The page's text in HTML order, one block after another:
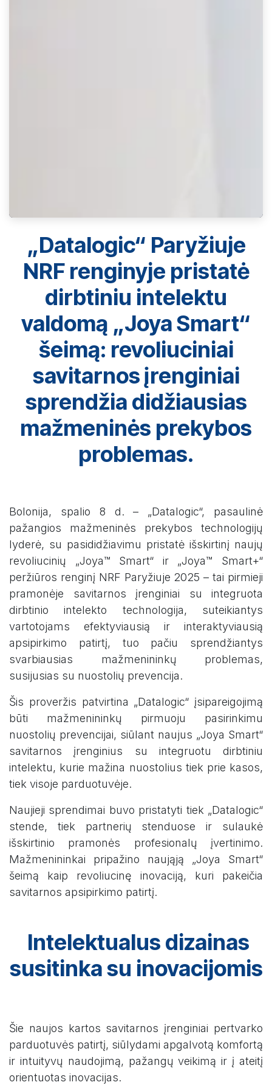
„Datalogic“ Paryžiuje
NRF renginyje pristatė
dirbtiniu intelektu
valdomą „Joya Smart“
šeimą: revoliuciniai
savitarnos įrenginiai
sprendžia didžiausias
mažmeninės prekybos
problemas.
Bolonija, spalio 8 d. – „Datalogic“, pasaulinė
pažangios mažmeninės prekybos technologijų
lyderė, su pasididžiavimu pristatė išskirtinį naujų
revoliucinių „Joya™ Smart“ ir „Joya™ Smart+“
peržiūros renginį NRF Paryžiuje 2025 – tai pirmieji
pramonėje savitarnos įrenginiai su integruota
dirbtinio intelekto technologija, suteikiantys
vartotojams efektyviausią ir interaktyviausią
apsipirkimo patirtį, tuo pačiu sprendžiantys
svarbiausias mažmenininkų problemas,
susijusias su nuostolių prevencija.
Šis proveržis patvirtina „Datalogic“ įsipareigojimą
būti mažmenininkų pirmuoju pasirinkimu
nuostolių prevencijai, siūlant naujus „Joya Smart“
savitarnos įrenginius su integruotu dirbtiniu
intelektu, kurie mažina nuostolius tiek prie kasos,
tiek visoje parduotuvėje.
Naujieji sprendimai buvo pristatyti tiek „Datalogic“
stende, tiek partnerių stenduose ir sulaukė
išskirtinio pramonės profesionalų įvertinimo.
Mažmenininkai pripažino naująją „Joya Smart“
šeimą kaip revoliucinę inovaciją, kuri pakeičia
savitarnos apsipirkimo patirtį.
Intelektualus dizainas
susitinka su inovacijomis
Šie naujos kartos savitarnos įrenginiai pertvarko
parduotuvės patirtį, siūlydami apgalvotą komfortą
ir intuityvų naudojimą, pažangų veikimą ir į ateitį
orientuotas inovacijas.